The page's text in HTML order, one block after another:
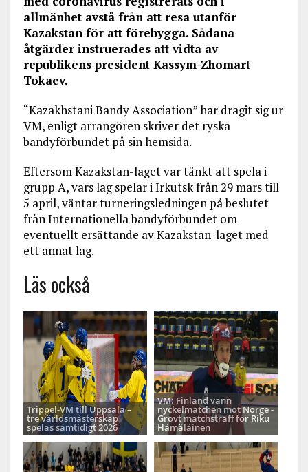
allmänhet avstå från att resa utanför
Kazakstan för att förebygga. Sådana
åtgärder instruerades att vidta av
republikens president Kassym-Zhomart
Tokaev.
“Kazakhstani Bandy Association” har dragit sig ur
VM, enligt arrangören skriver det ryska
bandyförbundet på sin hemsida.
Eftersom Kazakstan-laget var tänkt att spela i
grupp A, vars lag spelar i Irkutsk från 29 mars till
5 april, väntar turneringsledningen på beslutet
från Internationella bandyförbundet om
eventuellt ersättande av Kazakstan-laget med
ett annat lag.
Läs också
Trippel-VM till Uppsala –
tre världsmästerskap
spelas samtidigt 2026
VM: Finland vann
nyckelmatchen mot Norge -
Grovt matchstraff för Riku
Hämäläinen